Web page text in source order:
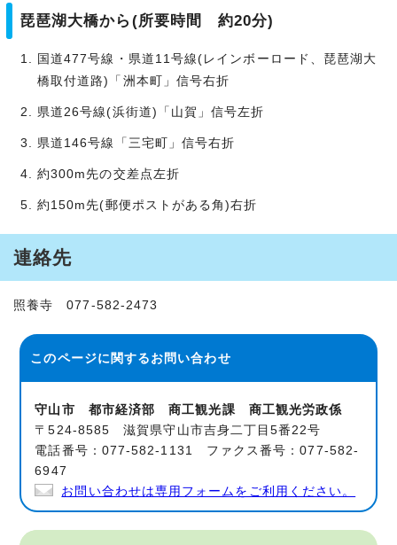
琵琶湖大橋から(所要時間 約20分)
国道477号線・県道11号線(レインボーロード、琵琶湖大
橋取付道路)「洲本町」信号右折
県道26号線(浜街道)「山賀」信号左折
県道146号線「三宅町」信号右折
約300m先の交差点左折
約150m先(郵便ポストがある角)右折
連絡先
照養寺 077-582-2473
このページに関するお問い合わせ
守山市 都市経済部 商工観光課 商工観光労政係
〒524-8585 滋賀県守山市吉身二丁目5番22号
電話番号：077-582-1131 ファクス番号：077-582-
6947
お問い合わせは専用フォームをご利用ください。